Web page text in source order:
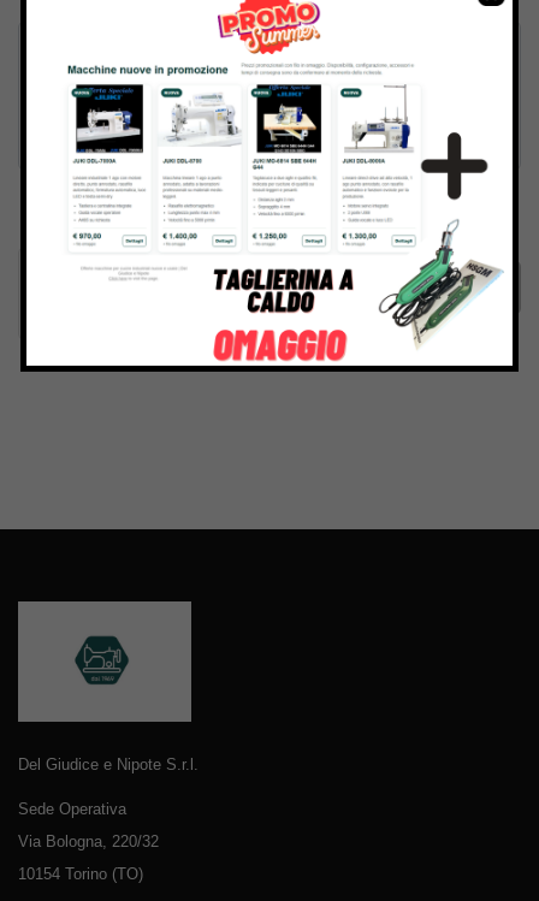
Inviando il messaggio confermo di aver letto e accettato
Termini e condizionidel sito web
Invia
Del Giudice e Nipote S.r.l.
Sede Operativa
Via Bologna, 220/32
10154 Torino (TO)